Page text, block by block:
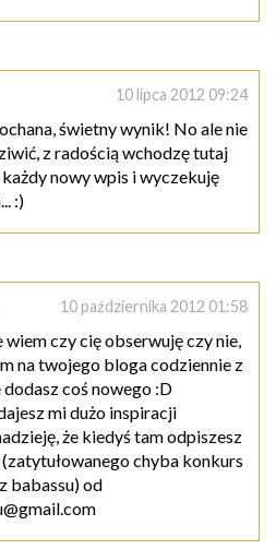
10 lipca 2012 09:24
świetny wynik! No ale nie
z radością wchodzę tutaj
nowy wpis i wyczekuję
:)
10 października 2012 01:58
wiem czy cię obserwuję czy nie,
na twojego bloga codziennie z
dodasz coś nowego :D
mi dużo inspiracji
że kiedyś tam odpiszesz
chyba konkurs
babassu) od